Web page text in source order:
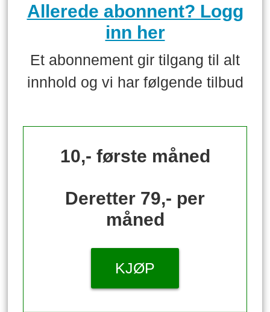
Allerede abonnent? Logg
inn her
Et abonnement gir tilgang til alt
innhold og vi har følgende tilbud
10,- første måned
Deretter 79,- per
måned
KJØP